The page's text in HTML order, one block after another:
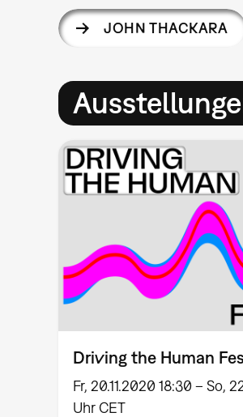
JOHN THACKARA
Driving the Human
Fr, 20.11.2020 18:30 – So,
Uhr CET